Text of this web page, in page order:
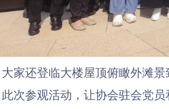
大家还登临大楼屋顶俯瞰外滩景
此次参观活动，让协会驻会党